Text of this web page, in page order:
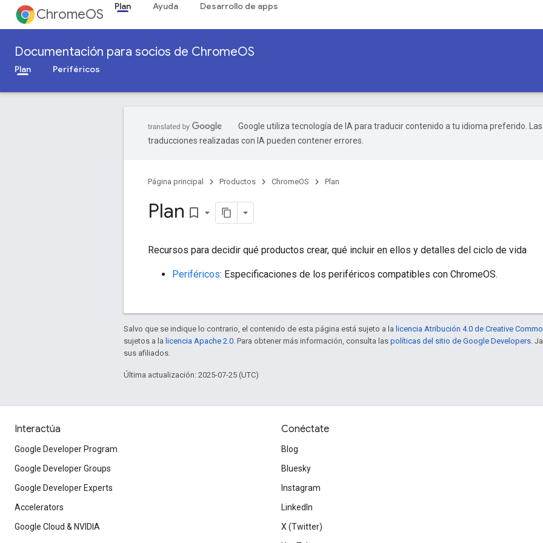
ChromeOS Plan Ayuda Desarrollo de apps
Documentación para socios de ChromeOS
Plan Periféricos
Google utiliza tecnología de IA para traducir contenido a tu idioma preferido. Las
traducciones realizadas con IA pueden contener errores.
Página principal Productos ChromeOS Plan
Plan bookmark_border
Recursos para decidir qué productos crear, qué incluir en ellos y detalles del ciclo de vida
Periféricos: Especificaciones de los periféricos compatibles con ChromeOS.
Salvo que se indique lo contrario, el contenido de esta página está sujeto a la licencia Atribución 4.0 de Creative
sujetos a la licencia Apache 2.0 . Para obtener más información, consulta las políticas del sitio de Google Developers .
sus afiliados.
Última actualización: 2025-07-25 (UTC)
Interactúa
Google Developer Program
Google Developer Groups
Google Developer Experts
Accelerators
Google Cloud & NVIDIA
Conéctate
Blog
Bluesky
Instagram
LinkedIn
X (Twitter)